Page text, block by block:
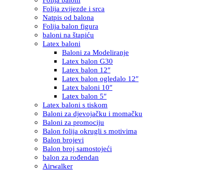
Folija zvijezde i srca
Natpis od balona
Folija balon figura
baloni na štapiću
Latex baloni
Baloni za Modeliranje
Latex balon G30
Latex balon 12″
Latex balon ogledalo 12″
Latex baloni 10″
Latex balon 5″
Latex baloni s tiskom
Baloni za djevojačku i momačku
Baloni za promociju
Balon folija okrugli s motivima
Balon brojevi
Balon broj samostojeći
balon za rođendan
Airwalker